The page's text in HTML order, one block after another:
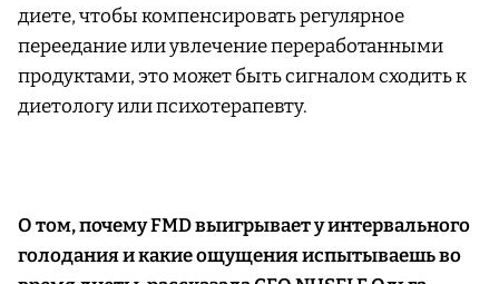
диете, чтобы компенсировать регулярное
переедание или увлечение переработанными
продуктами, это может быть сигналом сходить к
диетологу или психотерапевту.
О том, почему FMD выигрывает у интервального
голодания и какие ощущения испытываешь во